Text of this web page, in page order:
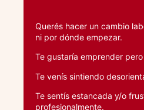
Querés hacer un cambio
ni por dónde empezar.
Te gustaría emprender
Te venís sintiendo
Te sentís estancada y/o
profesionalmente.